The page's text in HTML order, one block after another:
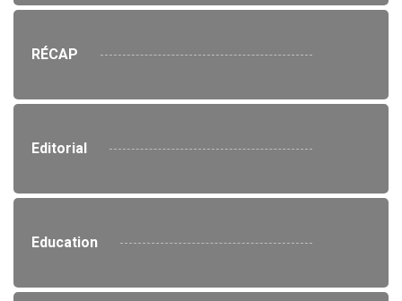
RÉCAP
Editorial
Education